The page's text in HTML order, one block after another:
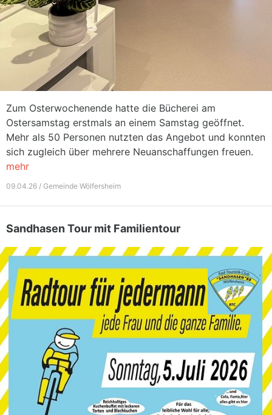
Zum Osterwochenende hatte die Bücherei am
Ostersamstag erstmals an einem Samstag geöffnet.
Mehr als 50 Personen nutzten das Angebot und konnten
sich zugleich über mehrere Neuanschaffungen freuen.
mehr
09.04.26 / Gemeinde Wölfersheim
Sandhasen Tour mit Familientour